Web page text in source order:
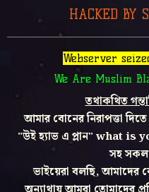
HACKED BY
Webserver
We Are Muslim
তথাকথিত
আমার বোনের নিরাপত্তা
"উই হ্যাভ এ প্লান" what is
সহ সকল
ভাইয়েরা বলছি, আমাদের